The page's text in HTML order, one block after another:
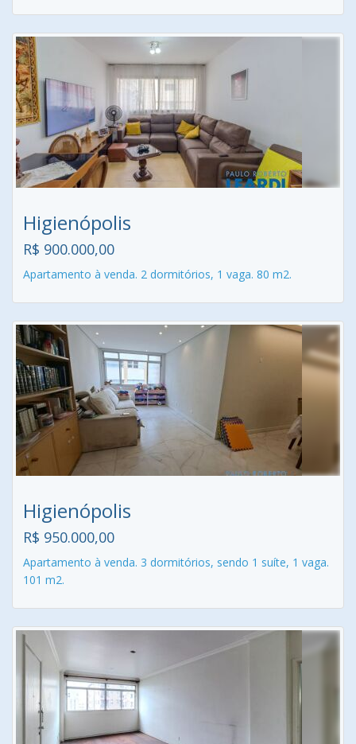
Higienópolis
R$ 900.000,00
Apartamento à venda. 2 dormitórios, 1 vaga. 80 m2.
Higienópolis
R$ 950.000,00
Apartamento à venda. 3 dormitórios, sendo 1 suíte, 1 vaga.
101 m2.